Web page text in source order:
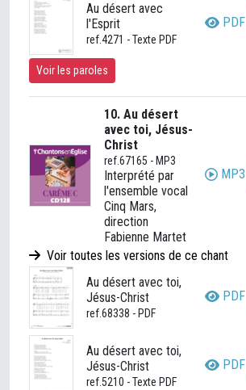
Au désert avec
l'Esprit
ref.4271 - Texte PDF
PDF
Voir les paroles
10. Au désert
avec toi, Jésus-
Christ
ref.67165 - MP3
Interprété par
l'ensemble vocal
Cinq Mars,
direction
Fabienne Martet
MP3
Voir toutes les versions de ce chant
Au désert avec toi,
Jésus-Christ
ref.68338 - PDF
PDF
Au désert avec toi,
Jésus-Christ
ref.5210 - Texte PDF
PDF